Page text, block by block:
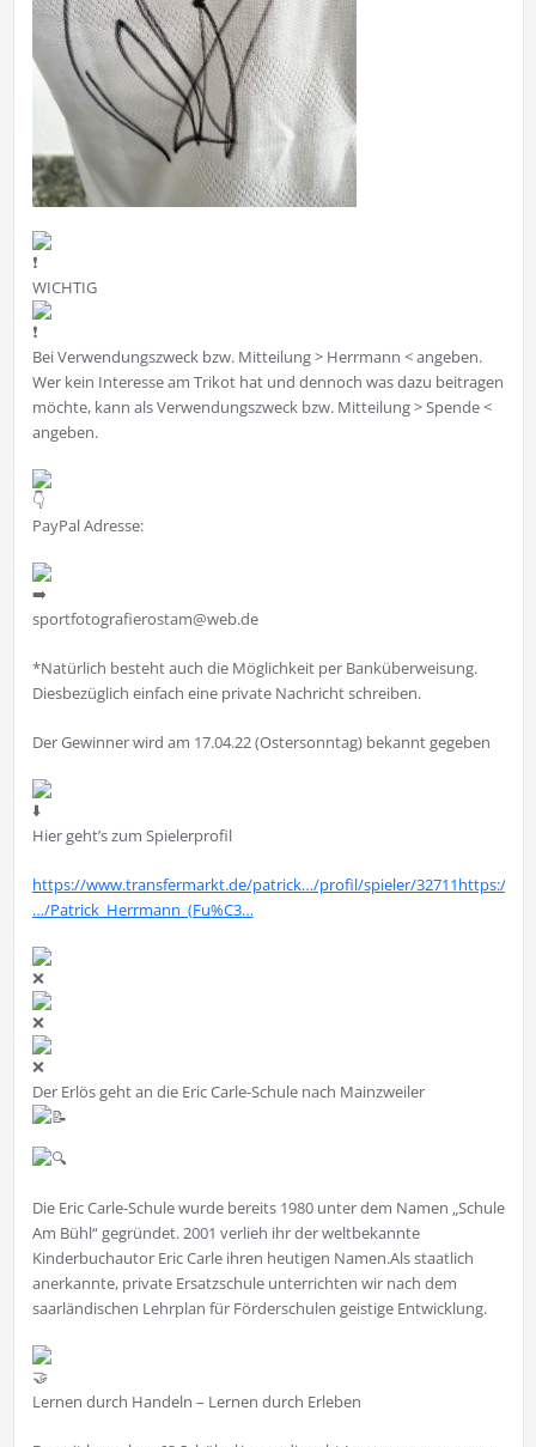
WICHTIG
Bei Verwendungszweck bzw. Mitteilung > Herrmann < angeben.
Wer kein Interesse am Trikot hat und dennoch was dazu beitragen
möchte, kann als Verwendungszweck bzw. Mitteilung > Spende <
angeben.
PayPal Adresse:
sportfotografierostam@web.de
*Natürlich besteht auch die Möglichkeit per Banküberweisung.
Diesbezüglich einfach eine private Nachricht schreiben.
Der Gewinner wird am 17.04.22 (Ostersonntag) bekannt gegeben
Hier geht’s zum Spielerprofil
https://www.transfermarkt.de/patrick…/profil/spieler/32711https://
…/Patrick_Herrmann_(Fu%C3…
Der Erlös geht an die Eric Carle-Schule nach Mainzweiler
Die Eric Carle-Schule wurde bereits 1980 unter dem Namen „Schule
Am Bühl“ gegründet. 2001 verlieh ihr der weltbekannte
Kinderbuchautor Eric Carle ihren heutigen Namen.Als staatlich
anerkannte, private Ersatzschule unterrichten wir nach dem
saarländischen Lehrplan für Förderschulen geistige Entwicklung.
Lernen durch Handeln – Lernen durch Erleben